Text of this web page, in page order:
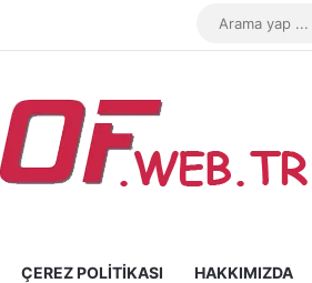
ÇEREZ POLITIKASI HAKKIMIZDA